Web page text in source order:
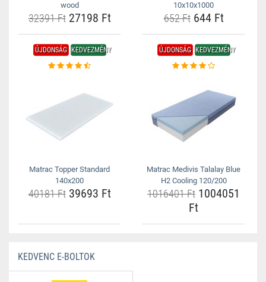
wood
32391 Ft27198 Ft
10x10x1000
652 Ft644 Ft
ÚJDONSÁG KEDVEZMÉNY
Matrac Topper Standard
140x200
40181 Ft39693 Ft
ÚJDONSÁG KEDVEZMÉNY
Matrac Medivis Talalay Blue
H2 Cooling 120/200
1016401 Ft 1004051
Ft
KEDVENC E-BOLTOK